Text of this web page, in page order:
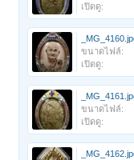
เปิดดู:
ขนาดไฟล์:
เปิดดู:
ขนาดไฟล์:
เปิดดู: